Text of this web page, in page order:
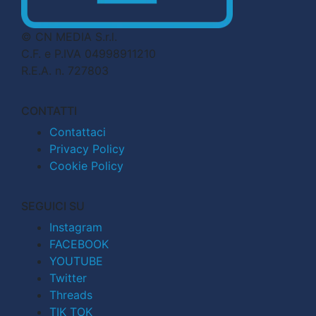
© CN MEDIA S.r.l.
C.F. e P.IVA 04998911210
R.E.A. n. 727803
CONTATTI
Contattaci
Privacy Policy
Cookie Policy
SEGUICI SU
Instagram
FACEBOOK
YOUTUBE
Twitter
Threads
TIK TOK